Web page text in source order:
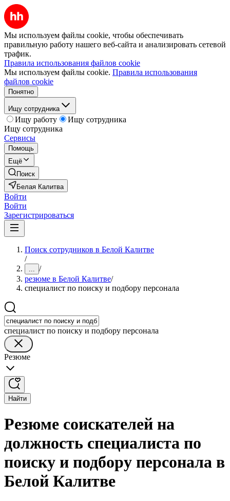
Мы используем файлы cookie, чтобы обеспечивать
правильную работу нашего веб-сайта и анализировать сетевой
трафик.
Правила использования файлов cookie
Мы используем файлы cookie. Правила использования
файлов cookie
Понятно
Ищу сотрудника
Ищу работу
Ищу сотрудника
Ищу сотрудника
Сервисы
Помощь
Ещё
Поиск
Белая Калитва
Войти
Войти
Зарегистрироваться
Поиск сотрудников в Белой Калитве
/
... /
резюме в Белой Калитве/
специалист по поиску и подбору персонала
специалист по поиску и подбору персонала
Резюме
Найти
Резюме соискателей на
должность специалиста по
поиску и подбору персонала в
Белой Калитве